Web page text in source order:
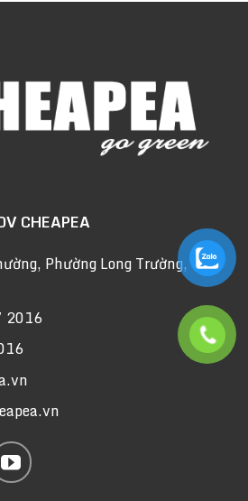
CHEAPEA
Phường Long Trường,
2016